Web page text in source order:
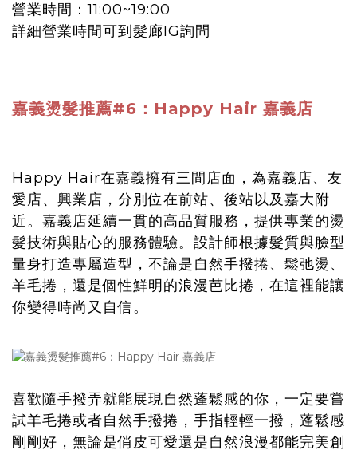
營業時間：11:00~19:00
詳細營業時間可到髮廊IG詢問
嘉義燙髮推薦#6：Happy Hair 嘉義店
Happy Hair在嘉義擁有三間店面，為嘉義店、友
愛店、興業店，分別位在前站、後站以及嘉大附
近。嘉義店延續一貫的高品質服務，提供專業的燙
髮技術與貼心的服務體驗。設計師根據髮質與臉型
量身打造專屬造型，不論是自然手撥捲、鬆弛燙、
羊毛捲，還是個性鮮明的浪漫芭比捲，在這裡能讓
你變得時尚又自信。
喜歡隨手撥弄就能展現自然蓬鬆感的你，一定要嘗
試羊毛捲或者自然手撥捲，手指輕輕一撥，蓬鬆感
剛剛好，無論是俏皮可愛還是自然浪漫都能完美創